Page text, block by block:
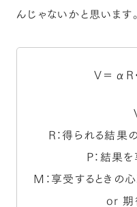
んじゃないかと思います。
V＝αR
R：得られる結果
P：結果
M：享受するときの
or 期